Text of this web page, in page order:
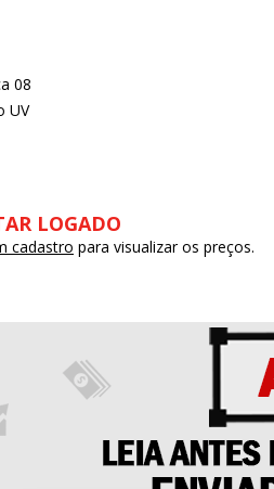
08
UV
LOGADO
cadastro para visualizar os preços.